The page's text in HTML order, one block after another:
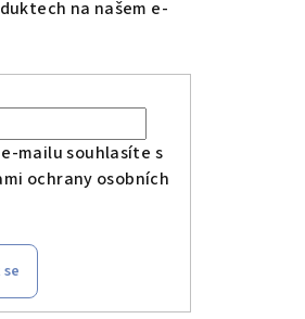
na našem e-
mailu souhlasíte s
ochrany osobních